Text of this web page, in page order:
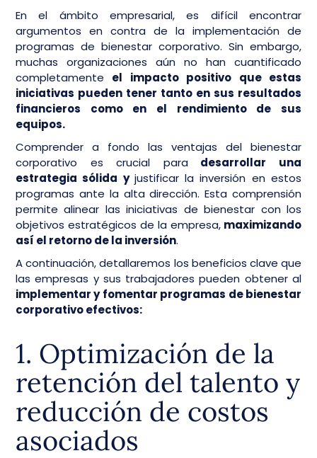
En el ámbito empresarial, es difícil encontrar
argumentos en contra de la implementación de
programas de bienestar corporativo. Sin embargo,
muchas organizaciones aún no han cuantificado
completamente el impacto positivo que estas
iniciativas pueden tener tanto en sus resultados
financieros como en el rendimiento de sus
equipos.
Comprender a fondo las ventajas del bienestar
corporativo es crucial para desarrollar una
estrategia sólida y justificar la inversión en estos
programas ante la alta dirección. Esta comprensión
permite alinear las iniciativas de bienestar con los
objetivos estratégicos de la empresa, maximizando
así el retorno de la inversión.
A continuación, detallaremos los beneficios clave que
las empresas y sus trabajadores pueden obtener al
implementar y fomentar programas de bienestar
corporativo efectivos:
1. Optimización de la
retención del talento y
reducción de costos
asociados